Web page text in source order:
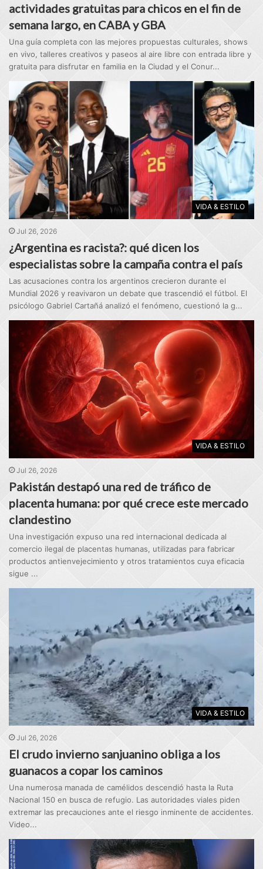
actividades gratuitas para chicos en el fin de
semana largo, en CABA y GBA
Una guía completa con las mejores propuestas culturales, shows
en vivo, talleres creativos y paseos al aire libre con entrada libre y
gratuita para disfrutar en familia en la Ciudad y el Conur...
VIDA & ESTILO
Jul 26, 2026
¿Argentina es racista?: qué dicen los
especialistas sobre la campaña contra el país
Las acusaciones contra los argentinos crecieron durante el
Mundial 2026 y reavivaron un debate que trascendió el fútbol. El
psicólogo Gabriel Cartañá analizó el fenómeno, cuestionó la g...
VIDA & ESTILO
Jul 26, 2026
Pakistán destapó una red de tráfico de
placenta humana: por qué crece este mercado
clandestino
Una investigación expuso una red internacional dedicada al
comercio ilegal de placentas humanas, utilizadas para fabricar
productos antienvejecimiento y otros tratamientos cuya eficacia
sigue ...
VIDA & ESTILO
Jul 26, 2026
El crudo invierno sanjuanino obliga a los
guanacos a copar los caminos
Una numerosa manada de camélidos descendió hasta la Ruta
Nacional 150 en busca de refugio. Las autoridades viales piden
extremar las precauciones ante el riesgo inminente de accidentes.
Video...